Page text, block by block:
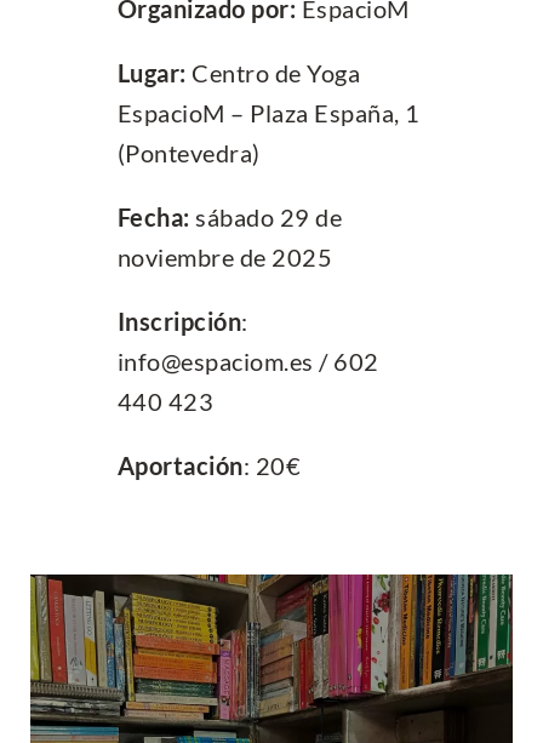
Organizado por: EspacioM
Lugar: Centro de Yoga
EspacioM – Plaza España, 1
(Pontevedra)
Fecha:sábado 29 de
noviembre de 2025
Inscripción:
info@espaciom.es / 602
440 423
Aportación: 20€